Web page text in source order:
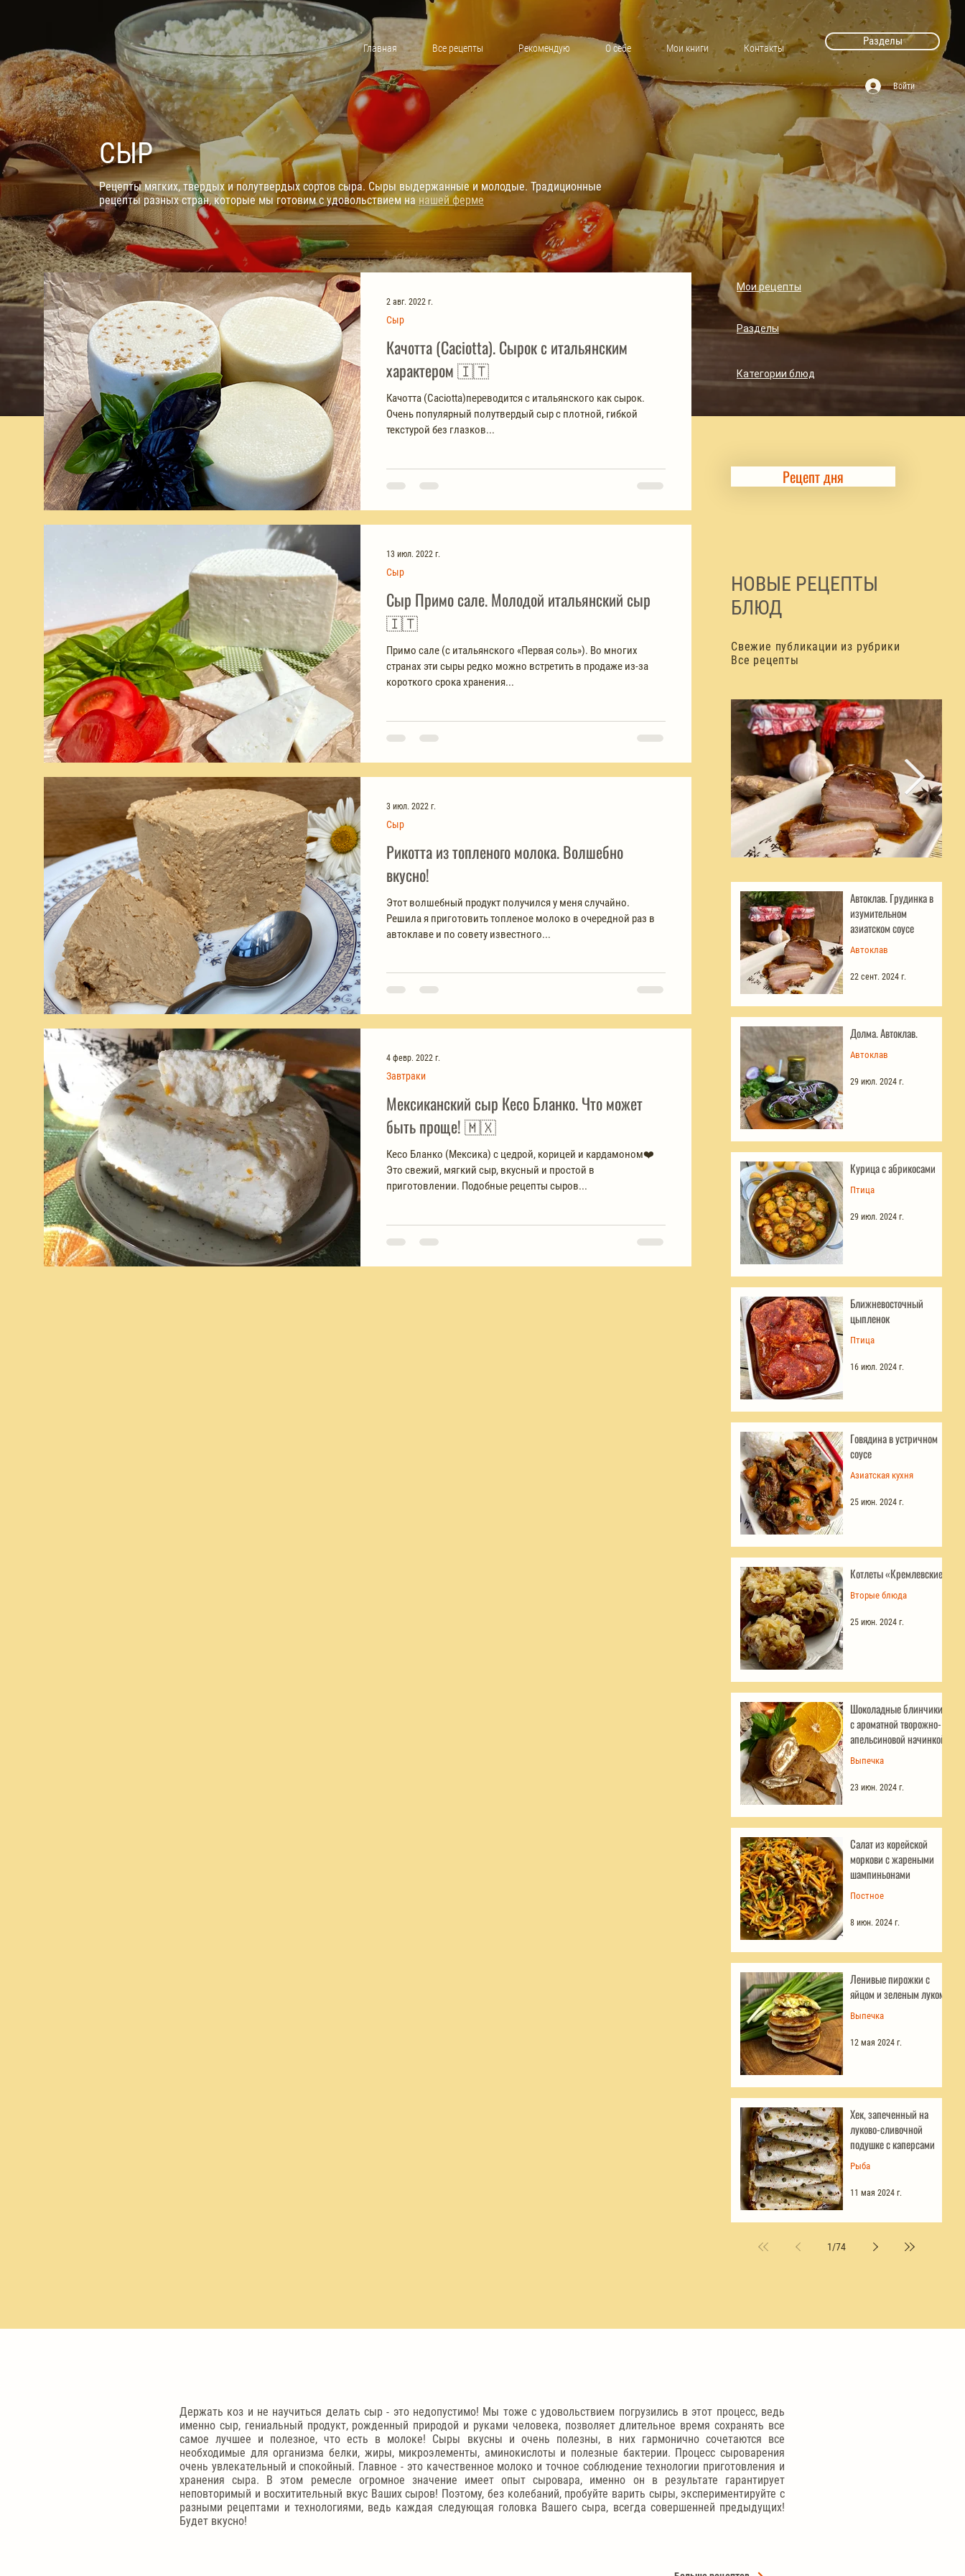
Главная Все рецепты Рекомендую О себе Мои книги Контакты
Разделы
Войти
СЫР
Рецепты мягких, твердых и полутвердых сортов сыра. Сыры выдержанные и молодые. Традиционные
рецепты разных стран, которые мы готовим с удовольствием на нашей ферме
Мои рецепты
Разделы
Категории блюд
Рецепт дня
НОВЫЕ РЕЦЕПТЫ
БЛЮД
Свежие публикации из рубрики
Все рецепты
азиатском соусе
Автоклав. Грудинка в
изумительном
азиатском соусе
Автоклав
22 сент. 2024 г.
Долма. Автоклав.
Автоклав
29 июл. 2024 г.
Курица с абрикосами
Птица
29 июл. 2024 г.
Ближневосточный
цыпленок
Птица
16 июл. 2024 г.
Говядина в устричном
соусе
Азиатская кухня
25 июн. 2024 г.
Котлеты «Кремлевские»
Вторые блюда
25 июн. 2024 г.
Шоколадные блинчики
с ароматной творожно-
апельсиновой начинкой
Выпечка
23 июн. 2024 г.
Салат из корейской
моркови с жареными
шампиньонами
Постное
8 июн. 2024 г.
Ленивые пирожки с
яйцом и зеленым луком
Выпечка
12 мая 2024 г.
Хек, запеченный на
луково-сливочной
подушке с каперсами
Рыба
11 мая 2024 г.
1/74
Качотта (Caciotta). Сырок с итальянским
характером 🇮🇹
Качотта (Caciotta)переводится с итальянского как сырок.
Очень популярный полутвердый сыр с плотной, гибкой
текстурой без глазков...
Сыр
2 авг. 2022 г.
Сыр Примо сале. Молодой итальянский сыр
🇮🇹
Примо сале (с итальянского «Первая соль»). Во многих
странах эти сыры редко можно встретить в продаже из-за
короткого срока хранения...
Сыр
13 июл. 2022 г.
Рикотта из топленого молока. Волшебно
вкусно!
Этот волшебный продукт получился у меня случайно.
Решила я приготовить топленое молоко в очередной раз в
автоклаве и по совету известного...
Сыр
3 июл. 2022 г.
Мексиканский сыр Кесо Бланко. Что может
быть проще! 🇲🇽
Кесо Бланко (Мексика) с цедрой, корицей и кардамоном❤️
Это свежий, мягкий сыр, вкусный и простой в
приготовлении. Подобные рецепты сыров...
Завтраки
4 февр. 2022 г.
Держать коз и не научиться делать сыр - это недопустимо! Мы тоже с удовольствием погрузились в этот процесс, ведь
именно сыр, гениальный продукт, рожденный природой и руками человека, позволяет длительное время сохранять все
самое лучшее и полезное, что есть в молоке! Сыры вкусны и очень полезны, в них гармонично сочетаются все
необходимые для организма белки, жиры, микроэлементы, аминокислоты и полезные бактерии. Процесс сыроварения
очень увлекательный и спокойный. Главное - это качественное молоко и точное соблюдение технологии приготовления и
хранения сыра. В этом ремесле огромное значение имеет опыт сыровара, именно он в результате гарантирует
неповторимый и восхитительный вкус Ваших сыров! Поэтому, без колебаний, пробуйте варить сыры, экспериментируйте с
разными рецептами и технологиями, ведь каждая следующая головка Вашего сыра, всегда совершенней предыдущих!
Будет вкусно!